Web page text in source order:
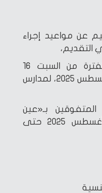
عن مواعيد إجراء
التقديم،
– إجراء الاختبارات في الفترة من السبت 16
أغسطس حتى الثلاثاء 19 أغسطس 2025، لمدارس
بـ«عين
شمس»، من الأربعاء 20 أغسطس 2025 حتى